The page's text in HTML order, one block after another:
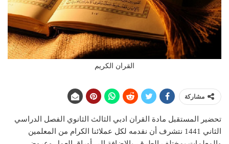
القران الكريم
مشاركة
تحضير المستقبل مادة القران ادبي الثالث الثانوي الفصل الدراسي
الثاني 1441 نتشرف أن نقدمه لكل عملائنا الكرام من المعلمين